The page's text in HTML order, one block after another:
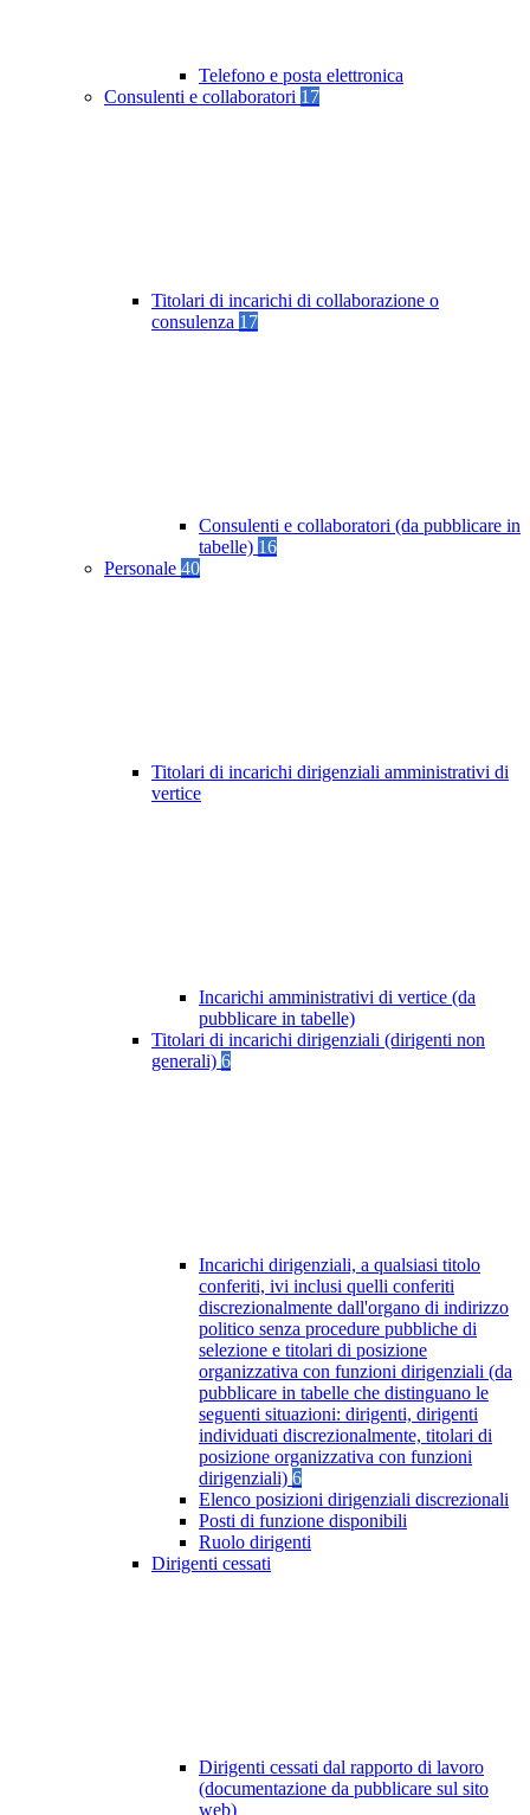
Telefono e posta elettronica
Consulenti e collaboratori 17
Titolari di incarichi di collaborazione o
consulenza 17
Consulenti e collaboratori (da pubblicare in
tabelle) 16
Personale 40
Titolari di incarichi dirigenziali amministrativi di
vertice
Incarichi amministrativi di vertice (da
pubblicare in tabelle)
Titolari di incarichi dirigenziali (dirigenti non
generali) 6
Incarichi dirigenziali, a qualsiasi titolo
conferiti, ivi inclusi quelli conferiti
discrezionalmente dall'organo di indirizzo
politico senza procedure pubbliche di
selezione e titolari di posizione
organizzativa con funzioni dirigenziali (da
pubblicare in tabelle che distinguano le
seguenti situazioni: dirigenti, dirigenti
individuati discrezionalmente, titolari di
posizione organizzativa con funzioni
dirigenziali) 6
Elenco posizioni dirigenziali discrezionali
Posti di funzione disponibili
Ruolo dirigenti
Dirigenti cessati
Dirigenti cessati dal rapporto di lavoro
(documentazione da pubblicare sul sito
web)